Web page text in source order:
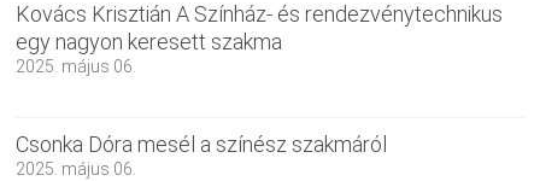
Kovács Krisztián A Színház- és rendezvénytechnikus
egy nagyon keresett szakma
2025. május 06.
Csonka Dóra mesél a színész szakmáról
2025. május 06.